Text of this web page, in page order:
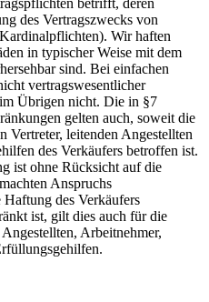
betrifft, deren
des Vertragszwecks von
Wir haften
in typischer Weise mit dem
sind. Bei einfachen
vertragswesentlicher
Übrigen nicht. Die in §7
gelten auch, soweit die
Vertreter, leitenden Angestellten
des Verkäufers betroffen ist.
ist ohne Rücksicht auf die
Anspruchs
Haftung des Verkäufers
ist, gilt dies auch für die
Arbeitnehmer,